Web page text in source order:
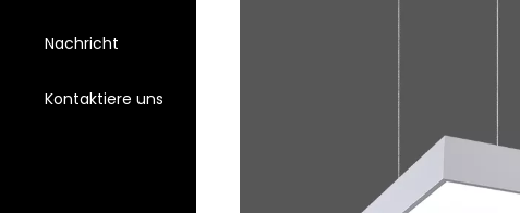
Nachricht
Kontaktiere uns